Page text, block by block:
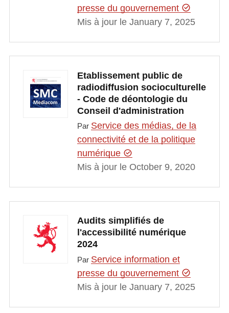
presse du gouvernement
Mis à jour le January 7, 2025
Etablissement public de
radiodiffusion socioculturelle
- Code de déontologie du
Conseil d'administration
Par Service des médias, de la
connectivité et de la politique
numérique
Mis à jour le October 9, 2020
Audits simplifiés de
l'accessibilité numérique
2024
Par Service information et
presse du gouvernement
Mis à jour le January 7, 2025